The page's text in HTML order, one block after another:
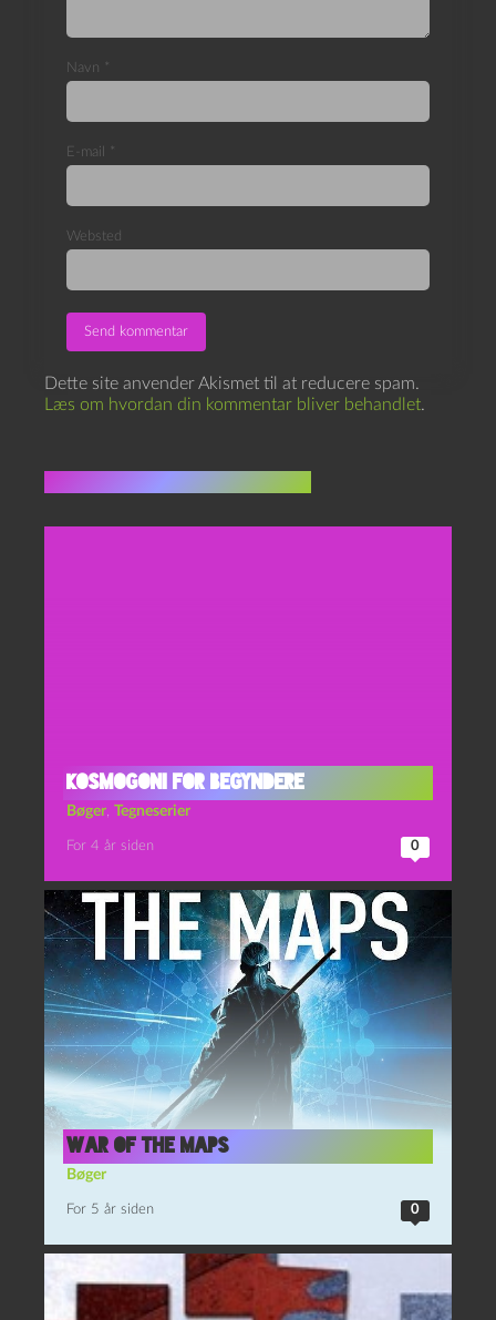
Navn *
E-mail *
Websted
Dette site anvender Akismet til at reducere spam.
Læs om hvordan din kommentar bliver behandlet.
Kosmogoni for begyndere
Bøger Tegneserier
For 4 år siden 0
War of the Maps
Bøger
For 5 år siden 0